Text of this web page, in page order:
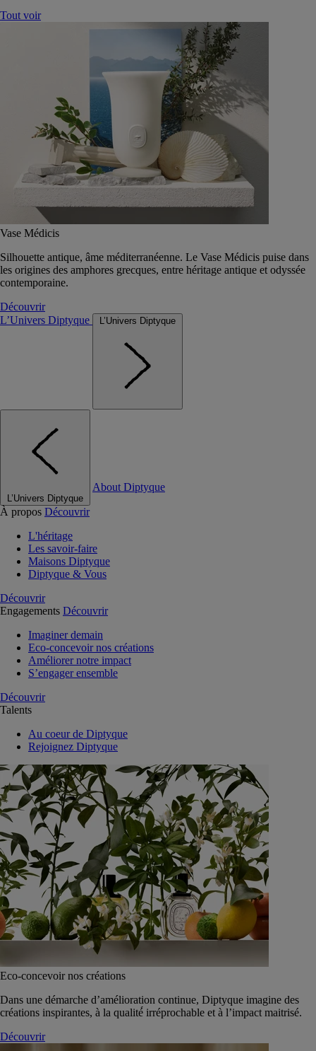
Tout voir
Vase Médicis
Silhouette antique, âme méditerranéenne. Le Vase Médicis puise dans
les origines des amphores grecques, entre héritage antique et odyssée
contemporaine.
Découvrir
L’Univers Diptyque
L’Univers Diptyque
L’Univers Diptyque
About Diptyque
À propos Découvrir
L'héritage
Les savoir-faire
Maisons Diptyque
Diptyque & Vous
Découvrir
Engagements Découvrir
Imaginer demain
Eco-concevoir nos créations
Améliorer notre impact
S’engager ensemble
Découvrir
Talents
Au coeur de Diptyque
Rejoignez Diptyque
Eco-concevoir nos créations
Dans une démarche d’amélioration continue, Diptyque imagine des
créations inspirantes, à la qualité́ irréprochable et à l’impact maitrisé.
Découvrir